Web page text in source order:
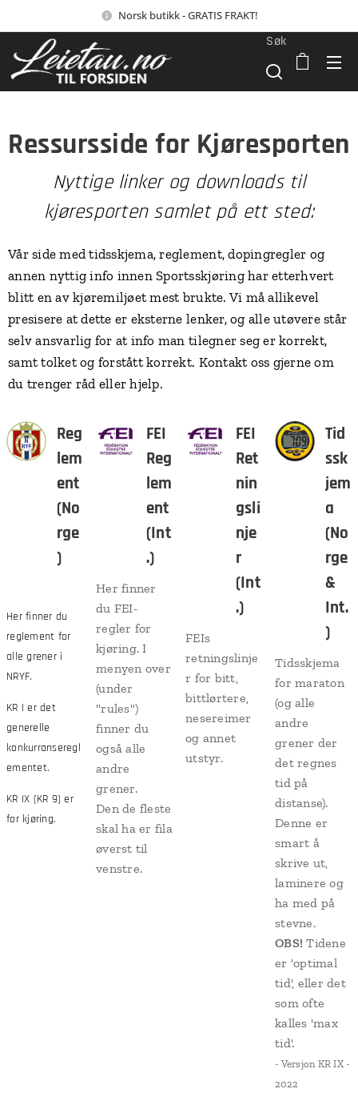
Norsk butikk - GRATIS FRAKT!
Søk
Ressursside for Kjøresporten
Nyttige linker og downloads til
kjøresporten samlet på ett sted:
Vår side med tidsskjema, reglement, dopingregler og
annen nyttig info innen Sportsskjøring har etterhvert
blitt en av kjøremiljøet mest brukte. Vi må allikevel
presisere at dette er eksterne lenker, og alle utøvere står
selv ansvarlig for at info man tilegner seg er korrekt,
samt tolket og forstått korrekt. Kontakt oss gjerne om
du trenger råd eller hjelp.
Reg
lem
ent
(No
rge
)
Her finner du
reglement for
alle grener i
NRYF.
KR I er det
generelle
konkurranseregl
ementet.
KR IX (KR 9) er
for kjøring.
FEI
Reg
lem
ent
(Int
.)
Her finner
du FEI-
regler for
kjøring. I
menyen over
(under
"rules")
finner du
også alle
andre
grener.
Den de fleste
skal ha er fila
øverst til
venstre.
FEI
Ret
nin
gsli
nje
r
(Int
.)
FEIs
retningslinje
r for bitt,
bittlørtere,
nesereimer
og annet
utstyr.
Tid
ssk
jem
a
(No
rge
&
Int.
)
Tidsskjema
for maraton
(og alle
andre
grener der
det regnes
tid på
distanse).
Denne er
smart å
skrive ut,
laminere og
ha med på
stevne.
OBS! Tidene
er 'optimal
tid', eller det
som ofte
kalles 'max
tid'.
- Versjon KR IX -
2022